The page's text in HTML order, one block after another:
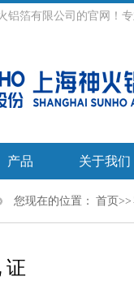
铝箔有限公司的官网！
产品 关于我们
您现在的位置： 首页 >>